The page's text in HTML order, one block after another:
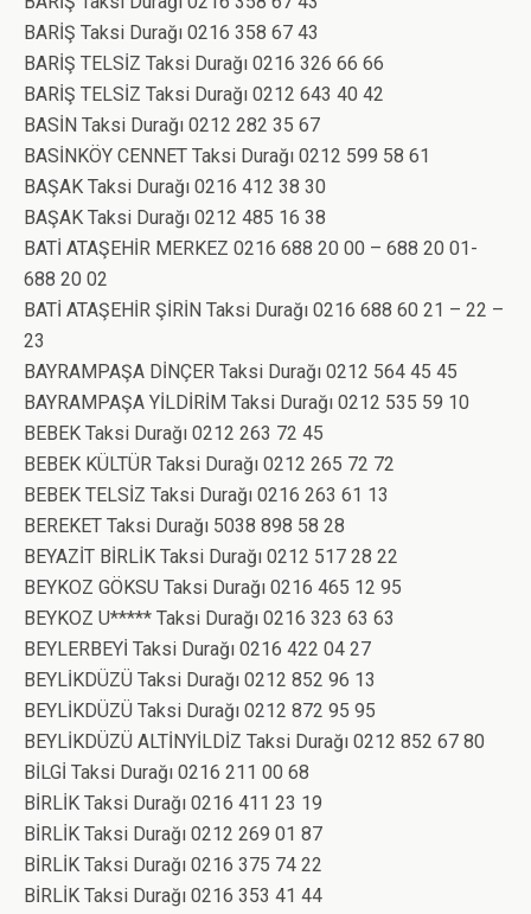
BARİŞ Taksi Durağı 0216 358 67 43
BARİŞ TELSİZ Taksi Durağı 0216 326 66 66
BARİŞ TELSİZ Taksi Durağı 0212 643 40 42
BASİN Taksi Durağı 0212 282 35 67
BASİNKÖY CENNET Taksi Durağı 0212 599 58 61
BAŞAK Taksi Durağı 0216 412 38 30
BAŞAK Taksi Durağı 0212 485 16 38
BATİ ATAŞEHİR MERKEZ 0216 688 20 00 – 688 20 01-
BATİ ATAŞEHİR ŞİRİN Taksi Durağı 0216 688 60 21 – 22 –
23
BAYRAMPAŞA DİNÇER Taksi Durağı 0212 564 45 45
BAYRAMPAŞA YİLDİRİM Taksi Durağı 0212 535 59 10
BEBEK Taksi Durağı 0212 263 72 45
BEBEK KÜLTÜR Taksi Durağı 0212 265 72 72
BEBEK TELSİZ Taksi Durağı 0216 263 61 13
BEREKET Taksi Durağı 5038 898 58 28
BEYAZİT BİRLİK Taksi Durağı 0212 517 28 22
BEYKOZ GÖKSU Taksi Durağı 0216 465 12 95
BEYKOZ U***** Taksi Durağı 0216 323 63 63
BEYLERBEYİ Taksi Durağı 0216 422 04 27
BEYLİKDÜZÜ Taksi Durağı 0212 852 96 13
BEYLİKDÜZÜ Taksi Durağı 0212 872 95 95
BEYLİKDÜZÜ ALTİNYİLDİZ Taksi Durağı 0212 852 67 80
BİLGİ Taksi Durağı 0216 211 00 68
BİRLİK Taksi Durağı 0216 411 23 19
BİRLİK Taksi Durağı 0212 269 01 87
BİRLİK Taksi Durağı 0216 375 74 22
BİRLİK Taksi Durağı 0216 353 41 44